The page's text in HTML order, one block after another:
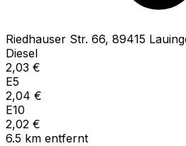
Riedhauser Str. 66, 89415
Diesel
2,03 €
E5
2,04 €
E10
2,02 €
6.5 km entfernt